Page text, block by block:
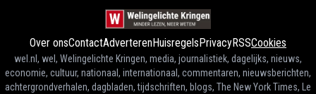
Over onsContactAdverterenHuisregelsPrivacyRSSCookies
wel.nl, wel, Welingelichte Kringen, media, journalistiek, dagelijks, nieuws,
economie, cultuur, nationaal, internationaal, commentaren, nieuwsberichten,
achtergrondverhalen, dagbladen, tijdschriften, blogs, The New York Times, Le